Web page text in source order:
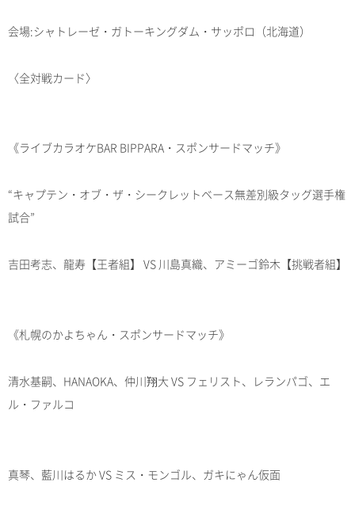
会場:シャトレーゼ・ガトーキングダム・サッポロ（北海道）
〈全対戦カード〉
《ライブカラオケBAR BIPPARA・スポンサードマッチ》
“キャプテン・オブ・ザ・シークレットベース無差別級タッグ選手権
試合”
吉田考志、龍寿【王者組】 VS 川島真織、アミーゴ鈴木【挑戦者組】
《札幌のかよちゃん・スポンサードマッチ》
清水基嗣、HANAOKA、仲川翔大 VS フェリスト、レランパゴ、エ
ル・ファルコ
真琴、藍川はるか VS ミス・モンゴル、ガキにゃん仮面